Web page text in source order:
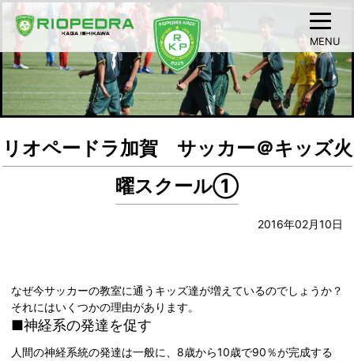
MENU
リオペードラ加賀 サッカー＠キッズ火
曜スクール①
2016年02月10日
なぜ今サッカーの教室に通うキッズ達が増えているのでしょうか？
それにはいくつかの理由があります。
■神経系の発達を促す
人間の神経系統の発達は一般に、8歳から10歳で90％が完成する